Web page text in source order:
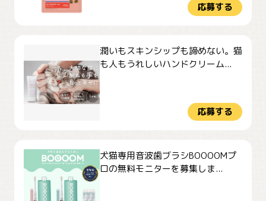
応募する
潤いもスキンシップも諦めない。猫
も人もうれしいハンドクリーム...
応募する
犬猫専用音波歯ブラシBOOOOMプ
ロの無料モニターを募集しま...